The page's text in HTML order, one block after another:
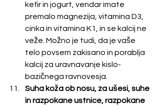
kefir in jogurt, vendar imate
premalo magnezija, vitamina D3,
cinka in vitamina K1, in se kalcij ne
veže. Možno je tudi, da je vaše
telo povsem zakisano in porablja
kalcij za uravnavanje kislo-
bazičnega ravnovesja.
Suha koža ob nosu, za ušesi, suhe
in razpokane ustnice, razpokane